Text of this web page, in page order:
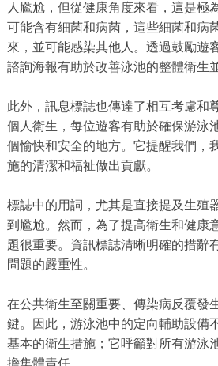
人尷尬，但從健康角度來看，這是極
可能含有細菌和病菌，這些細菌和病
來，並可能感染其他人。透過鼓勵遊
諮詢海報有助於改善泳池的整體衛生
此外，訊息標誌也傳達了相互考慮和
個人衛生，每位遊客有助於確保游泳
個愉快和安全的地方。它提醒我們，
施的清潔和福祉做出貢獻。
標誌中的用詞，尤其是直接提及生殖
到尷尬。然而，為了提高衛生和健康
題很重要。資訊標誌清晰明確的措辭
問題的嚴重性。
在公共衛生至關重要、傳染病反覆發
鍵。因此，游泳池中的定向輔助設備
基本的衛生措施；它呼籲對所有游泳
擔集體責任。